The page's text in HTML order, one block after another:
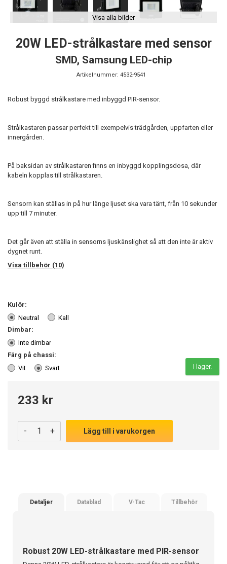
Visa alla bilder
20W LED-strålkastare med sensor
SMD, Samsung LED-chip
Artikelnummer: 4532-9541
Robust byggd strålkastare med inbyggd PIR-sensor.
Strålkastaren passar perfekt till exempelvis trädgården, uppfarten eller
innergården.
På baksidan av strålkastaren finns en inbyggd kopplingsdosa, där
kabeln kopplas till strålkastaren.
Sensorn kan ställas in på hur länge ljuset ska vara tänt, från 10 sekunder
upp till 7 minuter.
Det går även att ställa in sensorns ljuskänslighet så att den inte är aktiv
dygnet runt.
Visa tillbehör (10)
Kulör:
Neutral
Kall
Dimbar:
Inte dimbar
Färg på chassi:
Vit
Svart I lager.
233 kr
- + Lägg till i varukorgen
Detaljer Datablad V-Tac Tillbehör
Robust 20W LED-strålkastare med PIR-sensor